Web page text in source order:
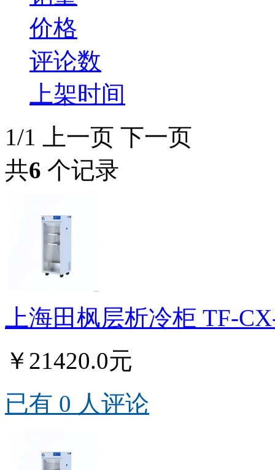
价格
评论数
上架时间
1/1
上一页 下一页
共6 个记录
上海田枫层析冷柜 TF-
￥21420.0元
已有 0 人评论